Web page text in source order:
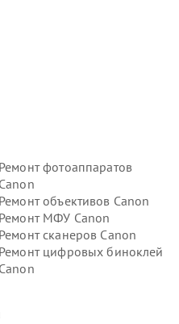
Ремонт фотоаппаратов
Canon
Ремонт объективов Canon
Ремонт МФУ Canon
Ремонт сканеров Canon
Ремонт цифровых биноклей
Canon